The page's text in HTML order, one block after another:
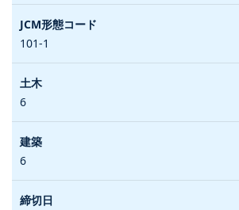
101-1
6
6